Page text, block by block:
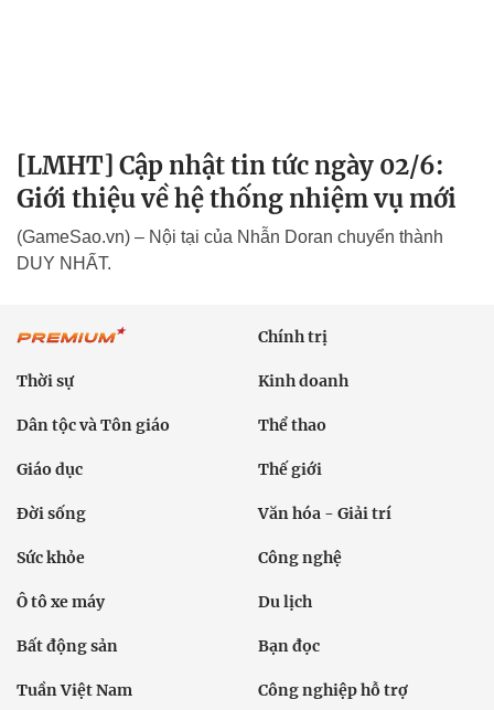
[LMHT] Cập nhật tin tức ngày 02/6:
Giới thiệu về hệ thống nhiệm vụ mới
(GameSao.vn) – Nội tại của Nhẫn Doran chuyển thành
DUY NHẤT.
Chính trị
Thời sự Kinh doanh
Dân tộc và Tôn giáo Thể thao
Giáo dục Thế giới
Đời sống Văn hóa - Giải trí
Sức khỏe Công nghệ
Ô tô xe máy Du lịch
Bất động sản Bạn đọc
Tuần Việt Nam Công nghiệp hỗ trợ